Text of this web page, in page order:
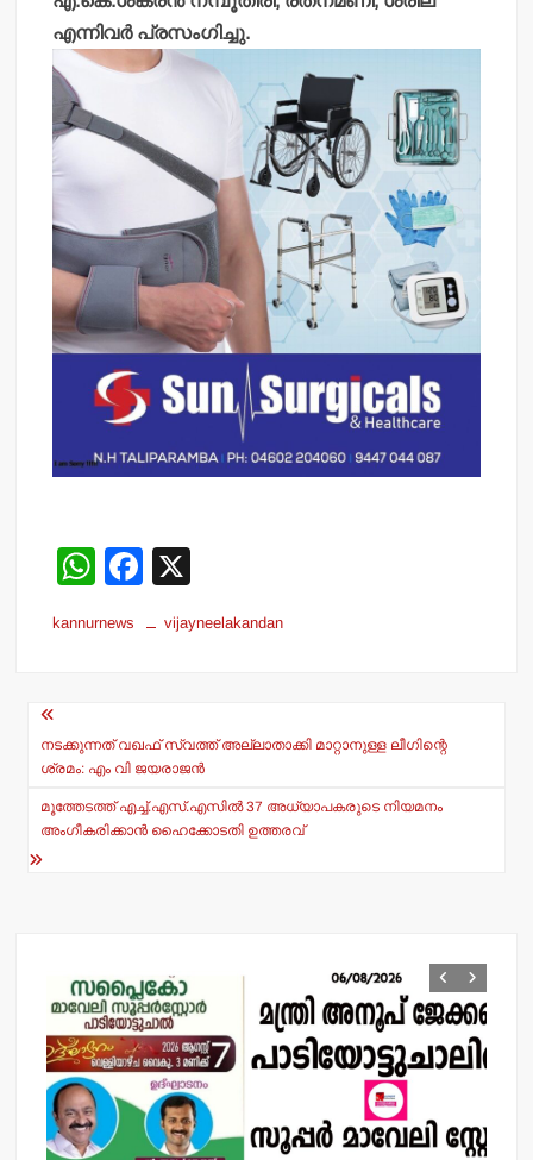
എന്നിവര്‍ പ്രസംഗിച്ചു.
W
at
p
p
F
c
o
o
k
kannurnews vijayneelakandan
Post
navigation
നടക്കുന്നത് വഖഫ് സ്വത്ത് അല്ലാതാക്കി മാറ്റാനുള്ള ലീഗിന്റെ
ശ്രമം: എം വി ജയരാജന്‍
മൂത്തേടത്ത് എച്ച്.എസ്.എസില്‍ 37 അധ്യാപകരുടെ നിയമനം
അംഗീകരിക്കാന്‍ ഹൈക്കോടതി ഉത്തരവ്